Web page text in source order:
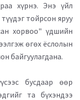
хүрнэ. Энэ үйл
тойрсон яруу
хорвоо" үдшийн
өгөх ёслолын
байгуулагдана.
бусдаар өөр
та бүхэндээ